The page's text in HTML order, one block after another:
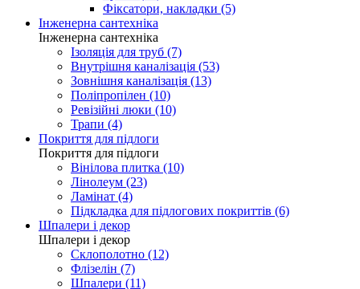
Фіксатори, накладки (5)
Інженерна сантехніка
Інженерна сантехніка
Ізоляція для труб (7)
Внутрішня каналізація (53)
Зовнішня каналізація (13)
Поліпропілен (10)
Ревізійні люки (10)
Трапи (4)
Покриття для підлоги
Покриття для підлоги
Вінілова плитка (10)
Лінолеум (23)
Ламінат (4)
Підкладка для підлогових покриттів (6)
Шпалери і декор
Шпалери і декор
Склополотно (12)
Флізелін (7)
Шпалери (11)